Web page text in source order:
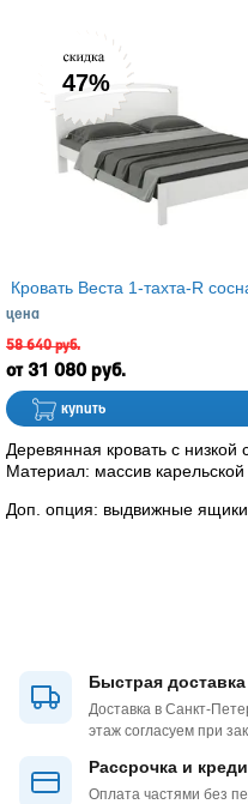
47%
Кровать Веста 1-тахта-R
цена
58 640 руб.
31 080 руб.
купить
Деревянная кровать с низкой
Материал: массив
Доп. опция: выдвижные ящики
Быстрая доставка
Доставка в Санкт-
этаж согласуем при
Рассрочка и
Оплата частями без